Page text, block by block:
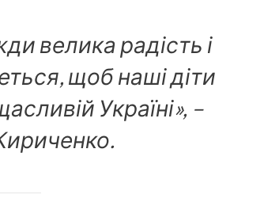
велика радість і
щоб наші діти
Україні», –